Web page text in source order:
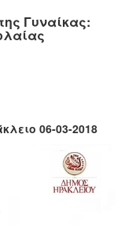
Γυναίκας:
06-03-2018